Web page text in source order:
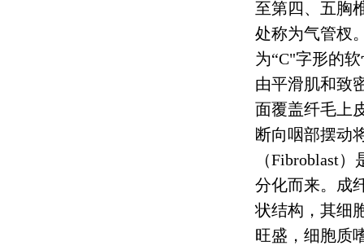
至第四、五胸
处称为气管杈
为“C"字形的
由平滑肌和致
面覆盖纤毛上
断向咽部摆动
（Fibroblast）
分化而来。成
状结构，其细
旺盛，细胞质